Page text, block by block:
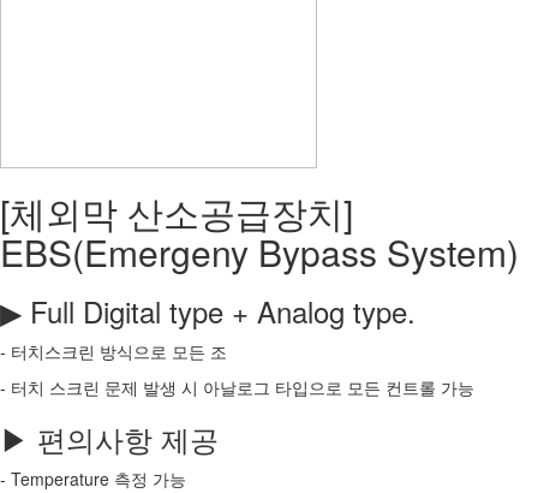
[체외막 산소공급장치]
EBS(Emergeny Bypass System)
▶ Full Digital type + Analog type.
- 터치스크린 방식으로 모든 조
- 터치 스크린 문제 발생 시 아날로그 타입으로 모든 컨트롤 가능
▶ 편의사항 제공
- Temperature 측정 가능